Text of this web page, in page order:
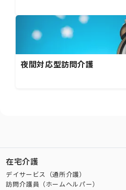
夜間対応型訪問介護
在宅介護
デイサービス（通所介護）
訪問介護員（ホームヘルパー）